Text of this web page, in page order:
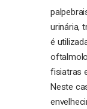
urinária,
é
fisiatras
Neste